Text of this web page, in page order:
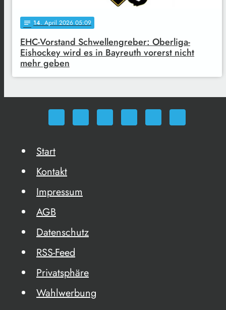
notes 14. April 2026 05:09
EHC-Vorstand Schwellengreber: Oberliga-
Eishockey wird es in Bayreuth vorerst nicht
mehr geben
Start
Kontakt
Impressum
AGB
Datenschutz
RSS-Feed
Privatsphäre
Wahlwerbung